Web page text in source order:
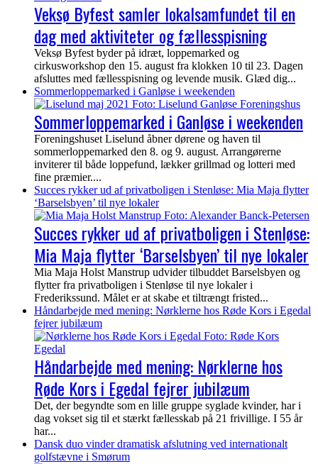
Veksø Byfest samler lokalsamfundet til en
dag med aktiviteter og fællesspisning
Veksø Byfest byder på idræt, loppemarked og
cirkusworkshop den 15. august fra klokken 10 til 23. Dagen
afsluttes med fællesspisning og levende musik. Glæd dig...
Sommerloppemarked i Ganløse i weekenden
Sommerloppemarked i Ganløse i weekenden
Foreningshuset Liselund åbner dørene og haven til
sommerloppemarked den 8. og 9. august. Arrangørerne
inviterer til både loppefund, lækker grillmad og lotteri med
fine præmier....
Succes rykker ud af privatboligen i Stenløse: Mia Maja flytter
‘Barselsbyen’ til nye lokaler
Succes rykker ud af privatboligen i Stenløse:
Mia Maja flytter ‘Barselsbyen’ til nye lokaler
Mia Maja Holst Manstrup udvider tilbuddet Barselsbyen og
flytter fra privatboligen i Stenløse til nye lokaler i
Frederikssund. Målet er at skabe et tiltrængt fristed...
Håndarbejde med mening: Nørklerne hos Røde Kors i Egedal
fejrer jubilæum
Håndarbejde med mening: Nørklerne hos
Røde Kors i Egedal fejrer jubilæum
Det, der begyndte som en lille gruppe syglade kvinder, har i
dag vokset sig til et stærkt fællesskab på 21 frivillige. I 55 år
har...
Dansk duo vinder dramatisk afslutning ved internationalt
golfstævne i Smørum